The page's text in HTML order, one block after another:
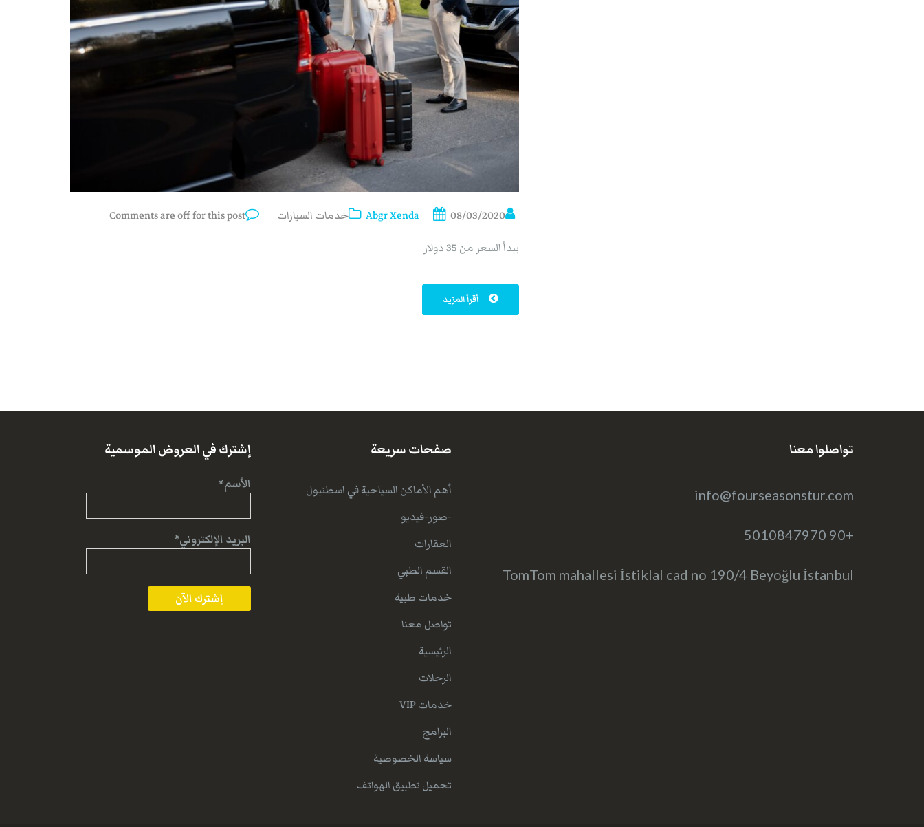
Abgr Xenda 08/03/2020 خدمات السيارات
Comments are off for this post
يبدأ السعر من 35 دولار
أقرأ المزيد
إشترك في العروض الموسمية
الأسم*
البريد الإلكتروني*
صفحات سريعة
أهم الأماكن السياحية في اسطنبول
-صور-فيديو
العقارات
القسم الطبي
خدمات طبية
تواصل معنا
الرئيسية
الرحلات
خدمات VIP
البرامج
سياسة الخصوصية
تحميل تطبيق الهواتف
تواصلوا معنا
info@fourseasonstur.com
+90 5010847970
TomTom mahallesi İstiklal cad no 190/4 Beyoğlu İstanbul